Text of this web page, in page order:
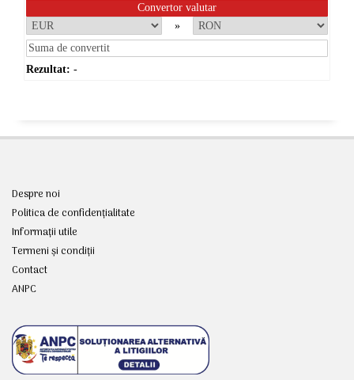
Convertor valutar
»
Rezultat: -
Despre noi
Politica de confidențialitate
Informații utile
Termeni și condiții
Contact
ANPC